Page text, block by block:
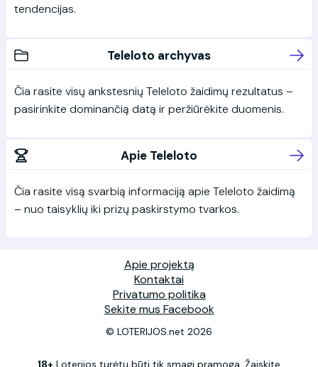
tendencijas.
Teleloto archyvas
Čia rasite visų ankstesnių Teleloto žaidimų rezultatus –
pasirinkite dominančią datą ir peržiūrėkite duomenis.
Apie Teleloto
Čia rasite visą svarbią informaciją apie Teleloto žaidimą
– nuo taisyklių iki prizų paskirstymo tvarkos.
Apie projektą
Kontaktai
Privatumo politika
Sekite mus Facebook
© LOTERIJOS.net 2026
18+ Loterijos turėtų būti tik smagi pramoga. Žaiskite